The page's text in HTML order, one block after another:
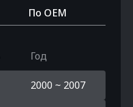
По OEM
Год
2000 ~ 2007